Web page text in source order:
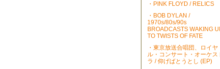
・PINK FLOYD / RELICS
・BOB DYLAN /
1970s/80s/90s
BROADCASTS WAKING
TO TWISTS OF FATE
・東京放送合唱団、ロイヤ
ル・コンサート・オーケス
ラ / 仰げばとうとし (EP)